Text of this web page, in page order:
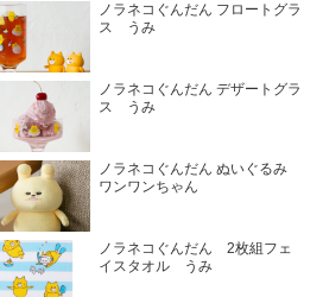
ノラネコぐんだん フロートグラ
ス うみ
ノラネコぐんだん デザートグラ
ス うみ
ノラネコぐんだん ぬいぐるみ
ワンワンちゃん
ノラネコぐんだん 2枚組フェ
イスタオル うみ